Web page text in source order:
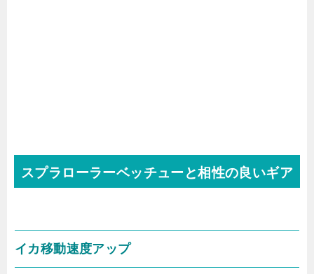
スプラローラーベッチューと相性の良いギア
イカ移動速度アップ